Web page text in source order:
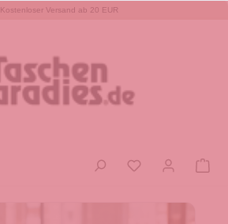
Kostenloser Versand ab 20 EUR